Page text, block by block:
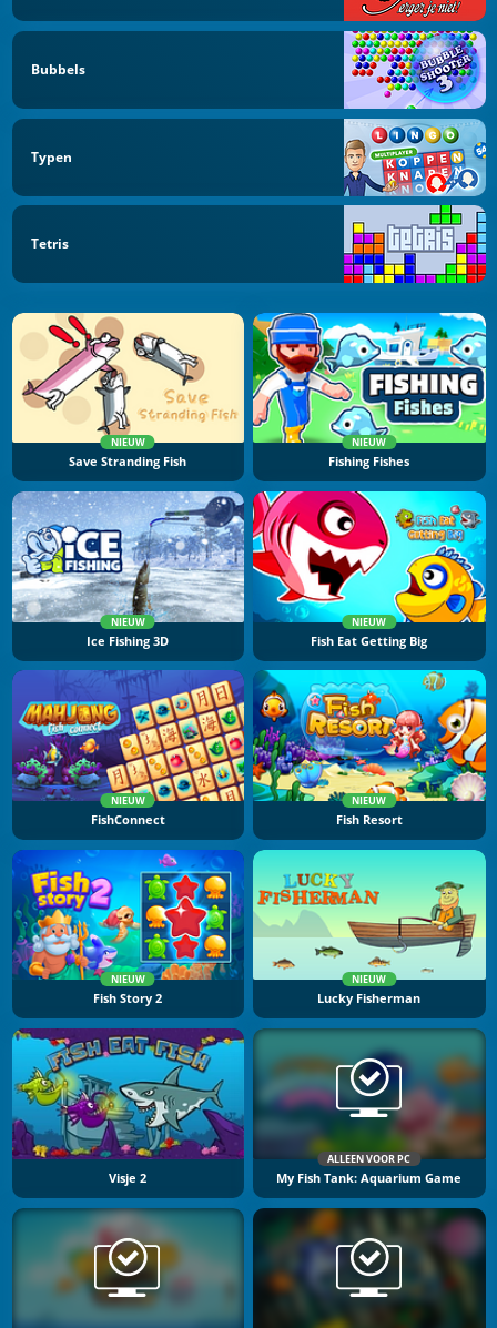
Bubbels
Typen
Tetris
NIEUW
Save Stranding Fish
NIEUW
Fishing Fishes
NIEUW
Ice Fishing 3D
NIEUW
Fish Eat Getting Big
NIEUW
FishConnect
NIEUW
Fish Resort
NIEUW
Fish Story 2
NIEUW
Lucky Fisherman
Visje 2
ALLEEN VOOR PC
My Fish Tank: Aquarium Game